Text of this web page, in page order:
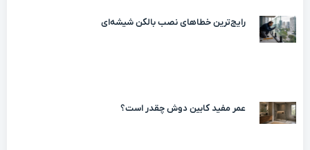
رایج‌ترین خطاهای نصب بالکن شیشه‌ای
عمر مفید کابین دوش چقدر است؟